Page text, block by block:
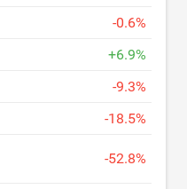
-0.6%
+6.9%
-9.3%
-18.5%
-52.8%